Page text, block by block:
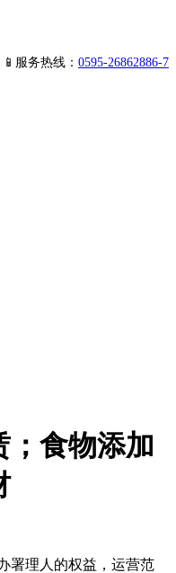
📱服务热线： 0595-26862886-7
；食物添加
理人的权益，运营范